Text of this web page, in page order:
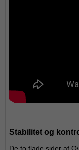
Stabilitet og